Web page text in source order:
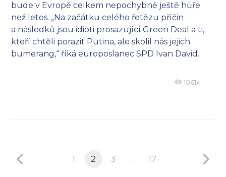
bude v Evropě celkem nepochybně ještě hůře
než letos. „Na začátku celého řetězu příčin
a následků jsou idioti prosazující Green Deal a ti,
kteří chtěli porazit Putina, ale skolil nás jejich
bumerang,“ říká europoslanec SPD Ivan David.
1061x
1 2 3 … 17